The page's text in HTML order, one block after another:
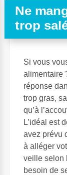
Ne
trop
Si vous
alimentaire
réponse
trop gras,
qu’à
L’idéal est
avez prévu
à alléger
veille selon
besoin de